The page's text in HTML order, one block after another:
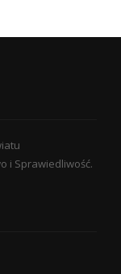
i Sprawiedliwość.